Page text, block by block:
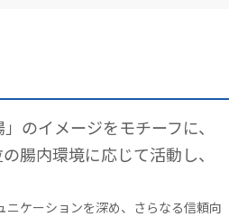
のイメージをモチーフに、
腸内環境に応じて活動し、
ケーションを深め、さらなる信頼向